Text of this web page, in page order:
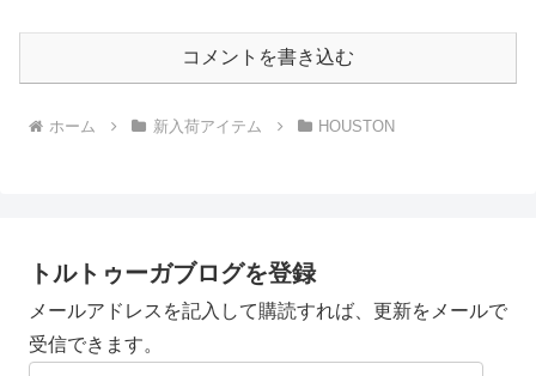
コメントを書き込む
ホーム 新入荷アイテム HOUSTON
トルトゥーガブログを登録
メールアドレスを記入して購読すれば、更新をメールで
受信できます。